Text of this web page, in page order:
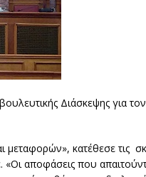
Διάσκεψης για
κατέθεσε τις
«Οι αποφάσεις που